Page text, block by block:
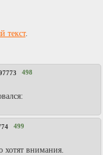
текст.
498
499
хотят внимания.